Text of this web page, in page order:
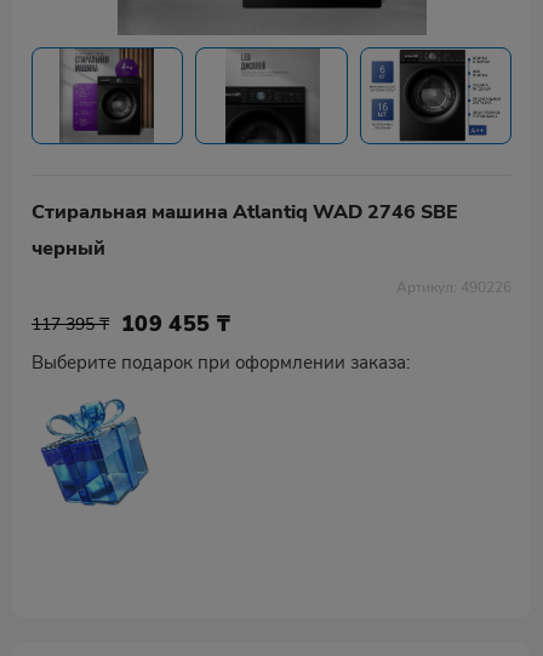
Стиральная машина Atlantiq WAD 2746 SBE
черный
Артикул: 490226
117 395 ₸ 109 455 ₸
Выберите подарок при оформлении заказа: